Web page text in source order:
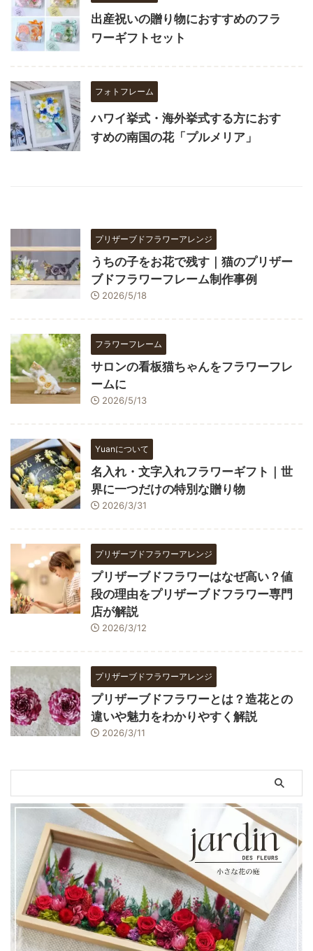
出産祝いの贈り物におすすめのフラ
ワーギフトセット
フォトフレーム
ハワイ挙式・海外挙式する方におす
すめの南国の花「プルメリア」
プリザーブドフラワーアレンジ
うちの子をお花で残す｜猫のプリザー
ブドフラワーフレーム制作事例
2026/5/18
フラワーフレーム
サロンの看板猫ちゃんをフラワーフレ
ームに
2026/5/13
Yuanについて
名入れ・文字入れフラワーギフト｜世
界に一つだけの特別な贈り物
2026/3/31
プリザーブドフラワーアレンジ
プリザーブドフラワーはなぜ高い？値
段の理由をプリザーブドフラワー専門
店が解説
2026/3/12
プリザーブドフラワーアレンジ
プリザーブドフラワーとは？造花との
違いや魅力をわかりやすく解説
2026/3/11